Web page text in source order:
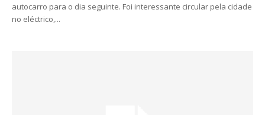
autocarro para o dia seguinte. Foi interessante circular pela cidade
no eléctrico,...